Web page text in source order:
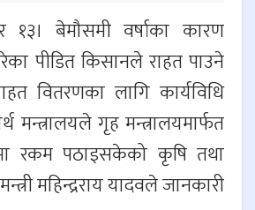
१३। बेमौसमी वर्षाका कारण
पीडित किसानले राहत पाउने
वितरणका लागि कार्यविधि
मन्त्रालयले गृह मन्त्रालयमार्फत
रकम पठाइसकेको कृषि तथा
महिन्द्रराय यादवले जानकारी